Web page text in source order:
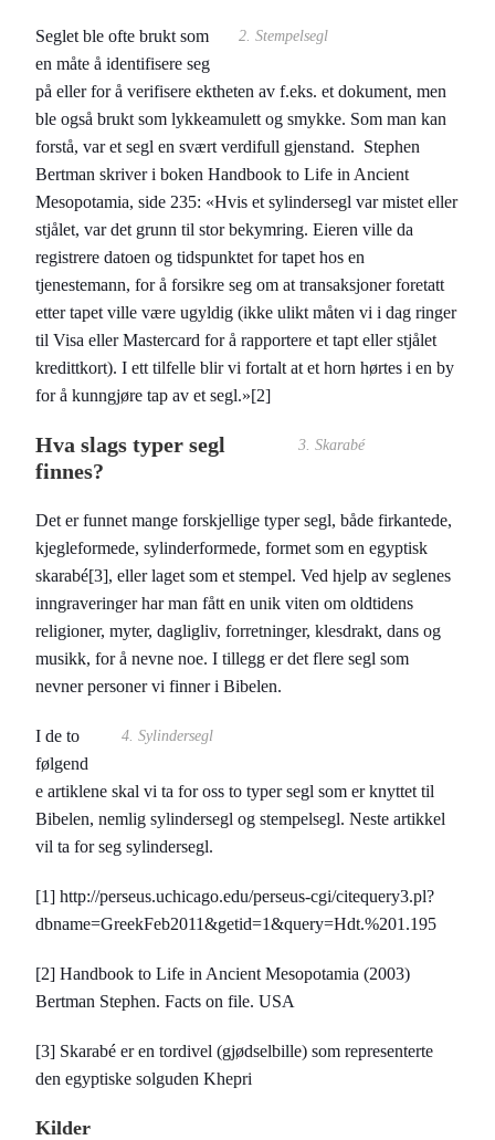
2. Stempelsegl
Seglet ble ofte brukt som
en måte å identifisere seg
på eller for å verifisere ektheten av f.eks. et dokument, men
ble også brukt som lykkeamulett og smykke. Som man kan
forstå, var et segl en svært verdifull gjenstand. Stephen
Bertman skriver i boken Handbook to Life in Ancient
Mesopotamia, side 235: «Hvis et sylindersegl var mistet eller
stjålet, var det grunn til stor bekymring. Eieren ville da
registrere datoen og tidspunktet for tapet hos en
tjenestemann, for å forsikre seg om at transaksjoner foretatt
etter tapet ville være ugyldig (ikke ulikt måten vi i dag ringer
til Visa eller Mastercard for å rapportere et tapt eller stjålet
kredittkort). I ett tilfelle blir vi fortalt at et horn hørtes i en by
for å kunngjøre tap av et segl.»[2]
3. Skarabé
Hva slags typer segl
finnes?
Det er funnet mange forskjellige typer segl, både firkantede,
kjegleformede, sylinderformede, formet som en egyptisk
skarabé[3], eller laget som et stempel. Ved hjelp av seglenes
inngraveringer har man fått en unik viten om oldtidens
religioner, myter, dagligliv, forretninger, klesdrakt, dans og
musikk, for å nevne noe. I tillegg er det flere segl som
nevner personer vi finner i Bibelen.
4. Sylindersegl
I de to
følgend
e artiklene skal vi ta for oss to typer segl som er knyttet til
Bibelen, nemlig sylindersegl og stempelsegl. Neste artikkel
vil ta for seg sylindersegl.
[1] http://perseus.uchicago.edu/perseus-cgi/citequery3.pl?
dbname=GreekFeb2011&getid=1&query=Hdt.%201.195
[2] Handbook to Life in Ancient Mesopotamia (2003)
Bertman Stephen. Facts on file. USA
[3] Skarabé er en tordivel (gjødselbille) som representerte
den egyptiske solguden Khepri
Kilder